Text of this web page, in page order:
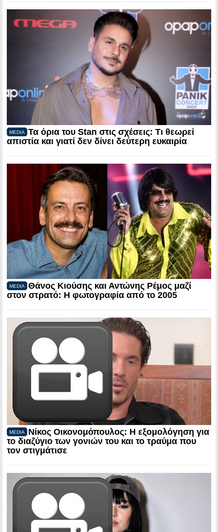
MEDIA
Τα όρια του Stan στις σχέσεις: Τι θεωρεί
απιστία και γιατί δεν δίνει δεύτερη ευκαιρία
MEDIA
Θάνος Κιούσης και Αντώνης Ρέμος μαζί
στον στρατό: Η φωτογραφία από το 2005
MEDIA
Νίκος Οικονομόπουλος: Η εξομολόγηση για
το διαζύγιο των γονιών του και το τραύμα που
τον στιγμάτισε